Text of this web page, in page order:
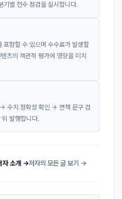
기별 전수 점검을 실시합니다.
포함할 수 있으며 수수료가 발생할
츠의 객관적 평가에 영향을 미치
수치 정확성 확인 → 면책 문구 검
발행합니다.
자 소개 →저자의 모든 글 보기 →